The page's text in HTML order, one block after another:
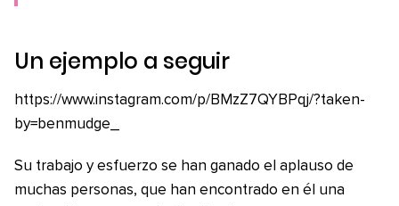
Un ejemplo a seguir
https://www.instagram.com/p/BMzZ7QYBPqj/?taken-
by=benmudge_
Su trabajo y esfuerzo se han ganado el aplauso de
muchas personas, que han encontrado en él una